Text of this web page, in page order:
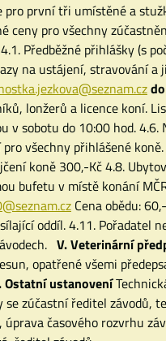
první tři umístěné a
ceny pro všechny
4.1. Předběžné přihlášky (s
na ustájení, stravování
lonžerů a licence koní.
v sobotu do 10:00 hod.
všechny přihlášené
koně 300,-Kč 4.8.
bufetu v místě konání
Cena obědu:
oddíl. 4.11. Pořadatel
V. Veterinární
opatřené všemi
Ostatní ustanovení
zúčastní ředitel závodů,
časového rozvrhu